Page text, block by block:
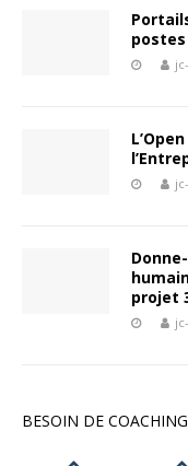
projet
BESOIN DE